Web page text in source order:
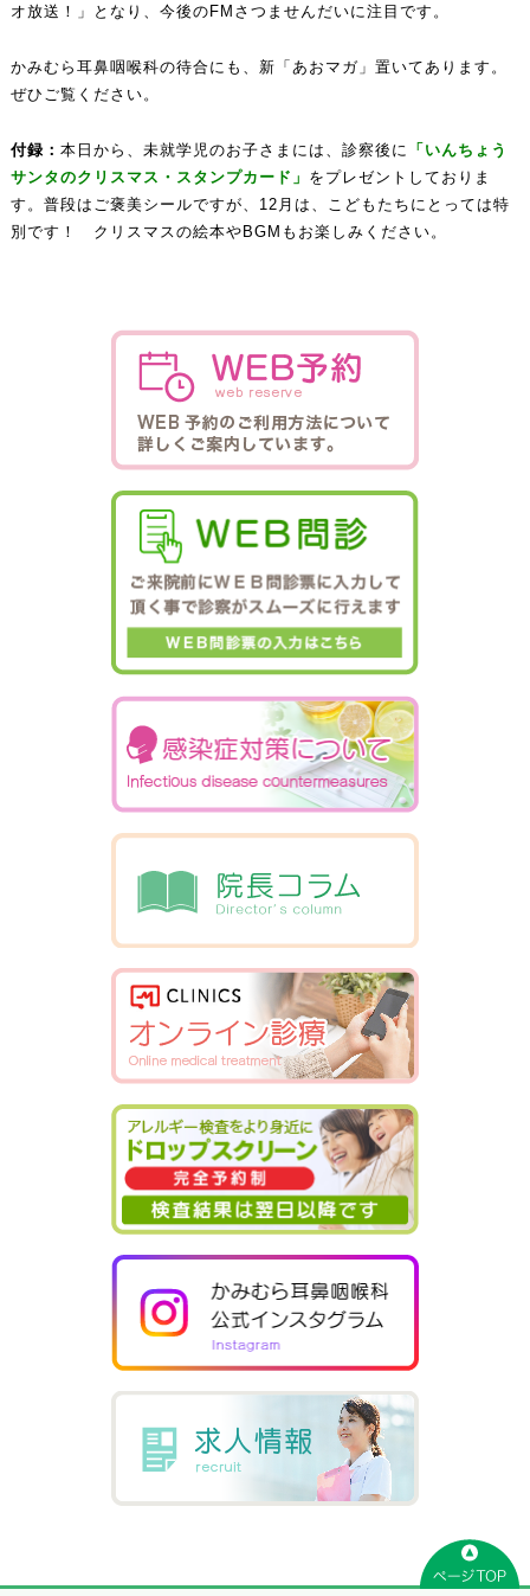
オ放送！」となり、今後のFMさつませんだいに注目です。
かみむら耳鼻咽喉科の待合にも、新「あおマガ」置いてあります。
ぜひご覧ください。
付録： 本日から、未就学児のお子さまには、診察後に 「いんちょう
サンタのクリスマス・スタンプカード」 をプレゼントしておりま
す。普段はご褒美シールですが、12月は、こどもたちにとっては特
別です！ クリスマスの絵本やBGMもお楽しみください。